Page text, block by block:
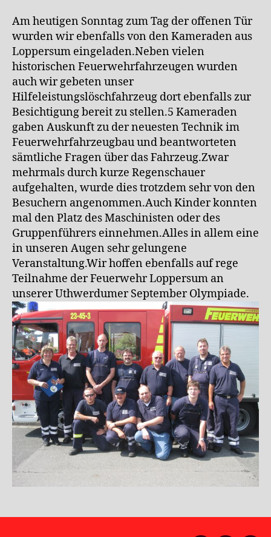
Am heutigen Sonntag zum Tag der offenen Tür
wurden wir ebenfalls von den Kameraden aus
Loppersum eingeladen.Neben vielen
historischen Feuerwehrfahrzeugen wurden
auch wir gebeten unser
Hilfeleistungslöschfahrzeug dort ebenfalls zur
Besichtigung bereit zu stellen.5 Kameraden
gaben Auskunft zu der neuesten Technik im
Feuerwehrfahrzeugbau und beantworteten
sämtliche Fragen über das Fahrzeug.Zwar
mehrmals durch kurze Regenschauer
aufgehalten, wurde dies trotzdem sehr von den
Besuchern angenommen.Auch Kinder konnten
mal den Platz des Maschinisten oder des
Gruppenführers einnehmen.Alles in allem eine
in unseren Augen sehr gelungene
Veranstaltung.Wir hoffen ebenfalls auf rege
Teilnahme der Feuerwehr Loppersum an
unserer Uthwerdumer September Olympiade.